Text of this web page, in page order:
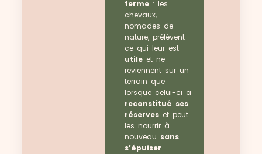
terme : les
chevaux,
nomades de
nature, prélèvent
ce qui leur est
utile et ne
reviennent sur un
terrain que
lorsque celui-ci a
reconstitué ses
réserves et peut
les nourrir à
nouveau sans
s’épuiser